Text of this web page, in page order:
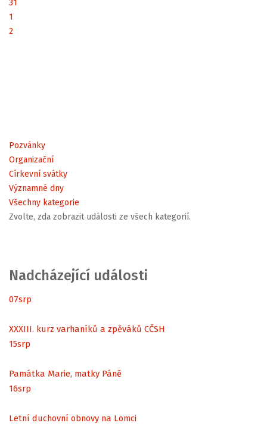
31
1
2
Pozvánky
Organizační
Církevní svátky
Významné dny
Všechny kategorie
Zvolte, zda zobrazit události ze všech kategorií.
Nadcházející události
07srp
XXXIII. kurz varhaníků a zpěváků CČSH
15srp
Památka Marie, matky Páně
16srp
Letní duchovní obnovy na Lomci